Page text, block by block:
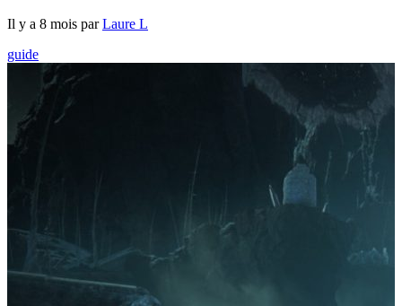
Il y a 8 mois parLaure L
guide